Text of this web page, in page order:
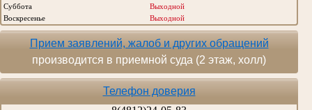
Суббота
Выходной
Воскресенье
Выходной
Прием заявлений, жалоб и других обращений
производится в приемной суда (2 этаж, холл)
Телефон доверия